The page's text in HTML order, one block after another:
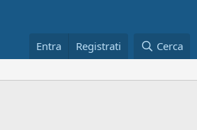
Entra Registrati Cerca